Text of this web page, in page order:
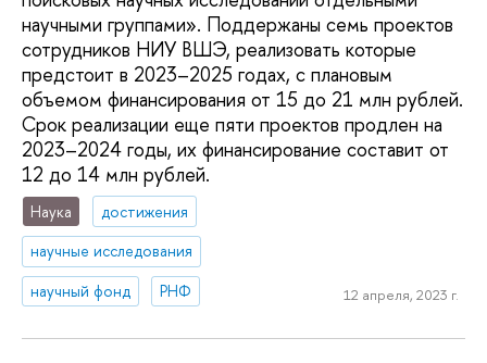
научными группами». Поддержаны семь проектов
сотрудников НИУ ВШЭ, реализовать которые
предстоит в 2023–2025 годах, с плановым
объемом финансирования от 15 до 21 млн рублей.
Срок реализации еще пяти проектов продлен на
2023–2024 годы, их финансирование составит от
12 до 14 млн рублей.
Наука
достижения
научные исследования
научный фонд
РНФ 12 апреля, 2023 г.